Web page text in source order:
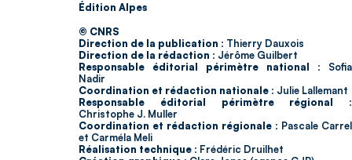
Édition Alpes
© CNRS
Direction de la publication : Thierry Dauxois
Direction de la rédaction : Jérôme Guilbert
Responsable éditorial périmètre national : Sofia
Nadir
Coordination et rédaction nationale : Julie Lallemant
Responsable éditorial périmètre régional :
Christophe J. Muller
Coordination et rédaction régionale : Pascale Carrel
et Carméla Meli
Réalisation technique : Frédéric Druilhet